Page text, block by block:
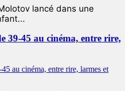
lancé dans une
39-45 au cinéma, entre rire,